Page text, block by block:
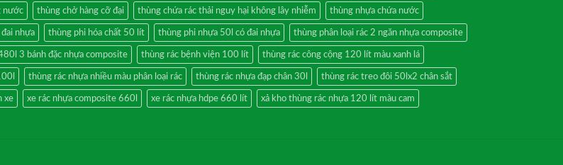
nước thùng chở hàng cỡ đại thùng chứa rác thải nguy hại không lây nhiễm thùng nhựa chứa nước
nhựa thùng phi hóa chất 50 lít thùng phi nhựa 50l có đai nhựa thùng phân loại rác 2 ngăn nhựa composite
3 bánh đặc nhựa composite thùng rác bệnh viện 100 lít thùng rác công cộng 120 lít màu xanh lá
thùng rác nhựa nhiều màu phân loại rác thùng rác nhựa đạp chân 30l thùng rác treo đôi 50lx2 chân sắt
xe xe rác nhựa composite 660l xe rác nhựa hdpe 660 lít xả kho thùng rác nhựa 120 lít màu cam